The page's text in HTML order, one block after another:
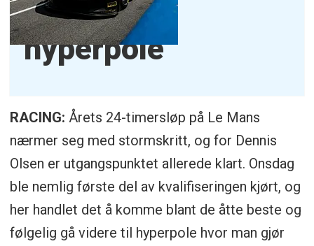
hyperpole
RACING: Årets 24-timersløp på Le Mans
nærmer seg med stormskritt, og for Dennis
Olsen er utgangspunktet allerede klart. Onsdag
ble nemlig første del av kvalifiseringen kjørt, og
her handlet det å komme blant de åtte beste og
følgelig gå videre til hyperpole hvor man gjør